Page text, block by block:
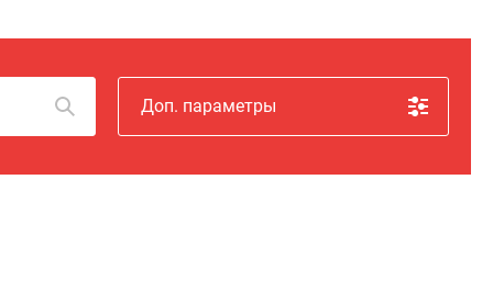
Доп. параметры